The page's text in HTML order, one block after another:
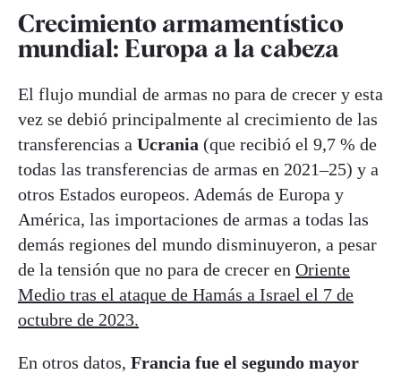
Crecimiento armamentístico
mundial: Europa a la cabeza
El flujo mundial de armas no para de crecer y esta
vez se debió principalmente al crecimiento de las
transferencias a Ucrania (que recibió el 9,7 % de
todas las transferencias de armas en 2021–25) y a
otros Estados europeos. Además de Europa y
América, las importaciones de armas a todas las
demás regiones del mundo disminuyeron, a pesar
de la tensión que no para de crecer en Oriente
Medio tras el ataque de Hamás a Israel el 7 de
octubre de 2023.
En otros datos, Francia fue el segundo mayor